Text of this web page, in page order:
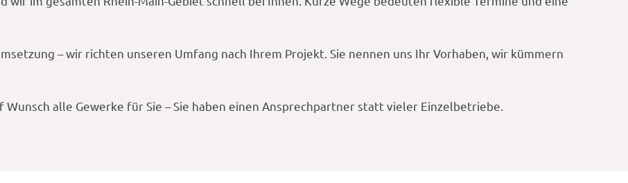
– wir richten unseren Umfang nach Ihrem Projekt. Sie nennen uns Ihr Vorhaben, wir kümmern
alle Gewerke für Sie – Sie haben einen Ansprechpartner statt vieler Einzelbetriebe.